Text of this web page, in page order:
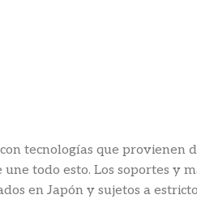
tecnologías que provienen
todo esto. Los soportes y
en Japón y sujetos a